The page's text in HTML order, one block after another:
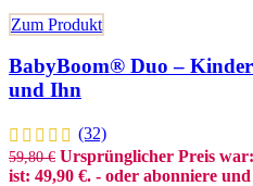
Zum Produkt
BabyBoom® Duo –
und Ihn
(32)
59,80€ Ursprünglicher Preis
ist: 49,90 €. - oder abonniere